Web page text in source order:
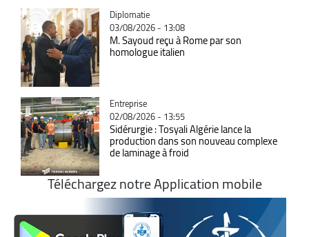
Catégorie
Diplomatie
03/08/2026 - 13:08
M. Sayoud reçu à Rome par son
homologue italien
Catégorie
Entreprise
02/08/2026 - 13:55
Sidérurgie : Tosyali Algérie lance la
production dans son nouveau complexe
de laminage à froid
Téléchargez notre Application mobile